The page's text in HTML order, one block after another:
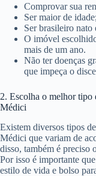
Comprovar sua
Ser maior de idade;
Ser brasileiro nato
O imóvel
mais de um ano.
Não ter doenças
que impeça o
2. Escolha o melhor tipo
Médici
Existem diversos tipos
Médici que variam de
disso, também é preciso
Por isso é importante
estilo de vida e bolso